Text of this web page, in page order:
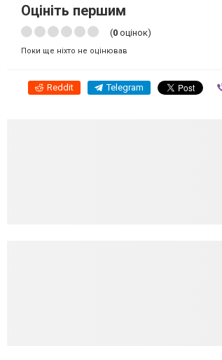
Оцініть першим
(0 оцінок)
Поки ще ніхто не оцінював
Reddit Telegram